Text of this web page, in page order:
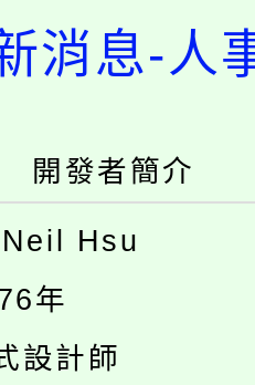
師甄選結果(
學年度第
師甄選結果(
化大學推廣
》溝通分析基
生輔導中心
輔導、社會
名參加。
縣政府辦理
短影音徵選
加。
學年度學生
助參觀特色
施計畫」
教育部表揚
貢獻獎」
學年度第
消息-人
開發者簡介
Neil Hsu
年
設計師